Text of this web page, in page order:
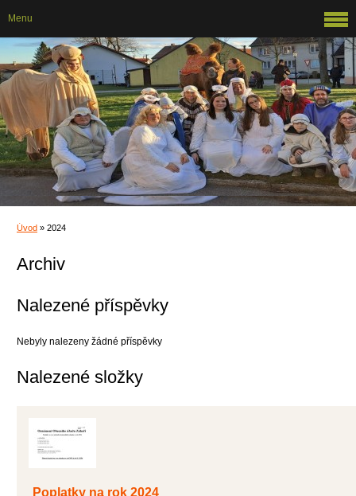
Úvod » 2024
Archiv
Nalezené příspěvky
Nebyly nalezeny žádné příspěvky
Nalezené složky
Poplatky na rok 2024
Menu